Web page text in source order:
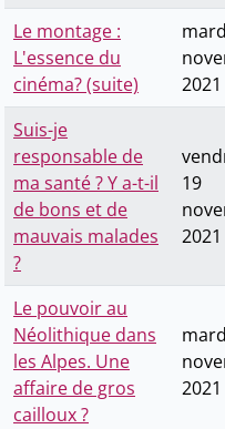
Le montage :
L'essence du
cinéma? (suite)
2021
Suis-je
responsable de
ma santé ? Y a-t-il
de bons et de
mauvais malades
?
19
2021
Le pouvoir au
Néolithique dans
les Alpes. Une
affaire de gros
cailloux ?
2021